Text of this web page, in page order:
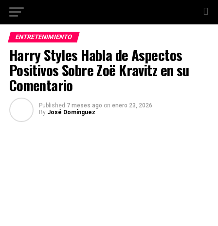
ENTRETENIMIENTO
Harry Styles Habla de Aspectos
Positivos Sobre Zoë Kravitz en su
Comentario
Published 7 meses ago on enero 23, 2026
By José Domínguez